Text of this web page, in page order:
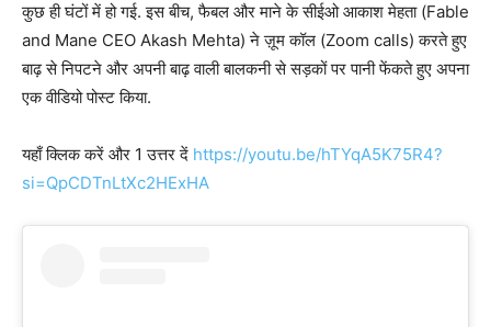
कुछ ही घंटों में हो गई. इस बीच, फैबल और माने के सीईओ आकाश मेहता (Fable
and Mane CEO Akash Mehta) ने ज़ूम कॉल (Zoom calls) करते हुए
बाढ़ से निपटने और अपनी बाढ़ वाली बालकनी से सड़कों पर पानी फेंकते हुए अपना
एक वीडियो पोस्ट किया.
यहाँ क्लिक करें और 1 उत्तर दें https://youtu.be/hTYqA5K75R4?
si=QpCDTnLtXc2HExHA